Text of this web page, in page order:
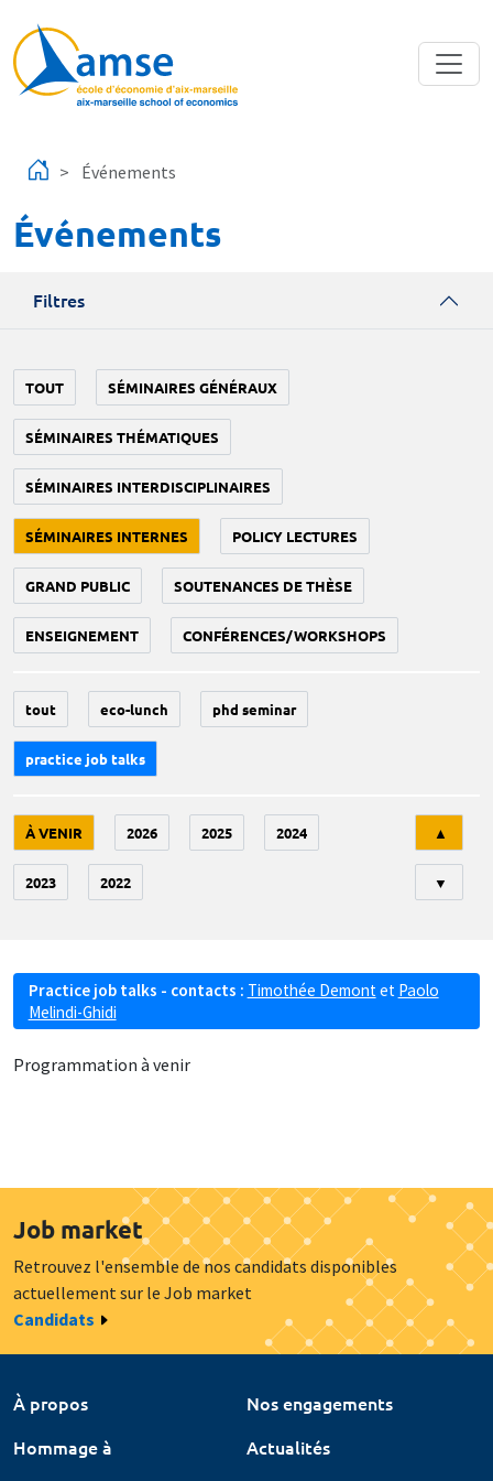
Événements
Événements
Filtres
TOUT SÉMINAIRES GÉNÉRAUX
SÉMINAIRES THÉMATIQUES
SÉMINAIRES INTERDISCIPLINAIRES
SÉMINAIRES INTERNES POLICY LECTURES
GRAND PUBLIC SOUTENANCES DE THÈSE
ENSEIGNEMENT CONFÉRENCES/WORKSHOPS
tout eco-lunch phd seminar
practice job talks
À VENIR 2026 2025 2024
2023 2022
▲
▼
Practice job talks - contacts : Timothée Demont et Paolo
Melindi-Ghidi
Programmation à venir
Job market
Retrouvez l'ensemble de nos candidats disponibles
actuellement sur le Job market
Candidats
À propos
Nos engagements
Hommage à
Actualités